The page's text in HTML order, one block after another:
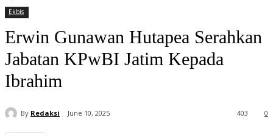
Ekbis
Erwin Gunawan Hutapea Serahkan
Jabatan KPwBI Jatim Kepada
Ibrahim
By Redaksi June 10, 2025 0
403